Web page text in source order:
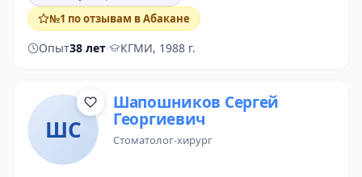
№1 по отзывам в Абакане
Опыт38 лет· КГМИ, 1988 г.
ШС
Шапошников Сергей
Георгиевич
стоматолог-хирург